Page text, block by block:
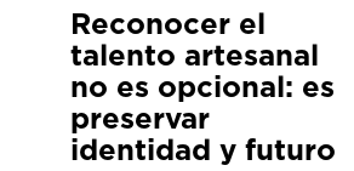
Reconocer el
talento artesanal
no es opcional: es
preservar
identidad y futuro